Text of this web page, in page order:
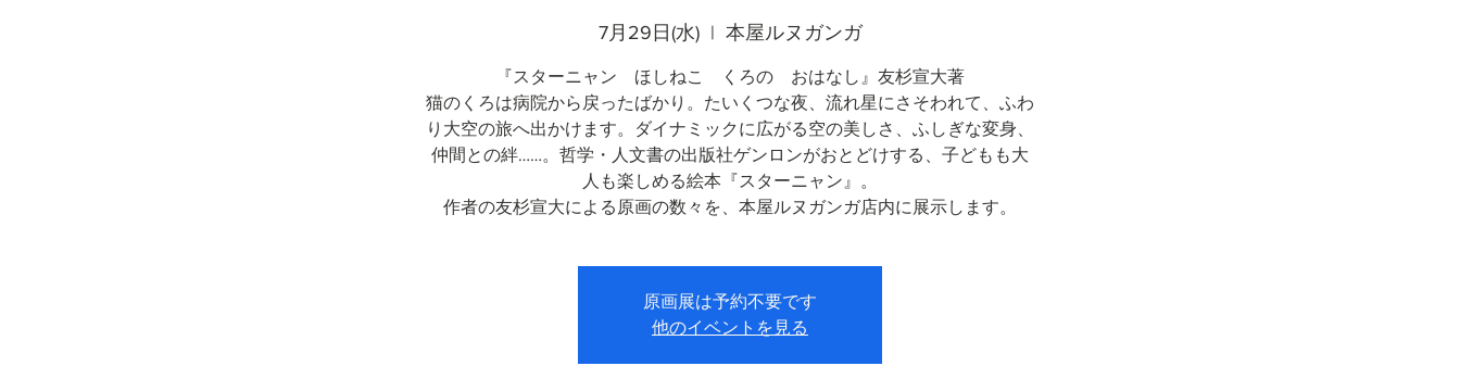
7月29日(水)
  |
本屋ルヌガンガ
『スターニャン ほしねこ くろの おはなし』友杉宣大著
猫のくろは病院から戻ったばかり。たいくつな夜、流れ星にさそわれて、ふわ
り大空の旅へ出かけます。ダイナミックに広がる空の美しさ、ふしぎな変身、
仲間との絆……。哲学・人文書の出版社ゲンロンがおとどけする、子どもも大
人も楽しめる絵本『スターニャン』。
作者の友杉宣大による原画の数々を、本屋ルヌガンガ店内に展示します。
原画展は予約不要です
他のイベントを見る